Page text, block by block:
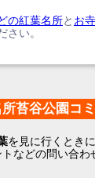
の紅葉名所と お
さい。
苔谷公園コ
を見に行くとき
などの問い合わ